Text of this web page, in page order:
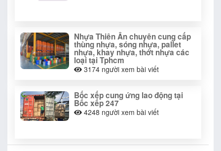
Nhựa Thiên Ân chuyên cung cấp
thùng nhựa, sóng nhựa, pallet
nhựa, khay nhựa, thớt nhựa các
loại tại Tphcm
3174 người xem bài viết
Bốc xếp cung ứng lao động tại
Bốc xếp 247
4248 người xem bài viết